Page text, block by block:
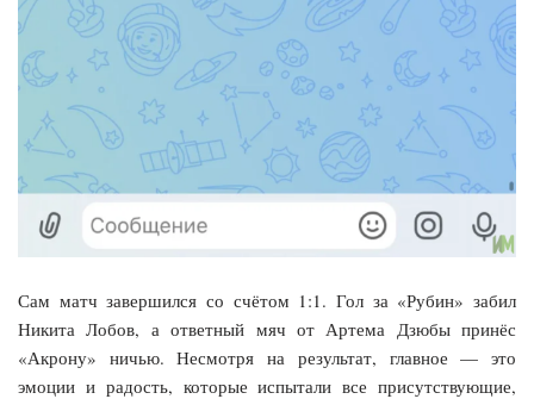
Сам матч завершился со счётом 1:1. Гол за «Рубин» забил
Никита Лобов, а ответный мяч от Артема Дзюбы принёс
«Акрону» ничью. Несмотря на результат, главное — это
эмоции и радость, которые испытали все присутствующие,